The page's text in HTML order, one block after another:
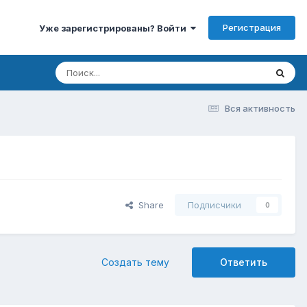
Уже зарегистрированы? Войти Регистрация
Вся активность
Share Подписчики 0
Ответить
Создать тему